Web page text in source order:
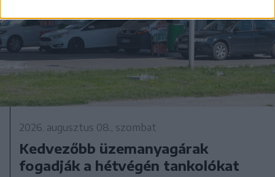
2026. augusztus 08., szombat
Kedvezőbb üzemanyagárak
fogadják a hétvégén tankolókat